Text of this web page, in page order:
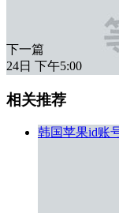
下一篇
24日 下午5:00
相关推荐
韩国苹果id账